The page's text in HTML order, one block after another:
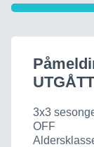
UTGÅTT
3x3
OFF